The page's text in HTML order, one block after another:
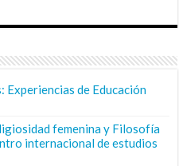
Experiencias de Educación
femenina y Filosofía
internacional de estudios